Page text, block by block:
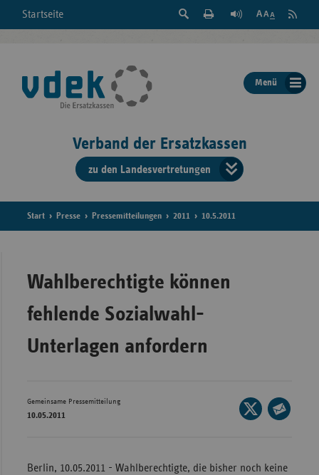
Startseite
Suche
der
Seite
Feed
Menü
Verband der Ersatzkassen
zu den Landesvertretungen
der
Hessen
Start Presse Pressemitteilungen 2011 10.5.2011
Wahlberechtigte können
fehlende Sozialwahl-
Unterlagen anfordern
Gemeinsame Pressemitteilung
10.05.2011
Seite
auf
Berlin, 10.05.2011 - Wahlberechtigte, die bisher noch keine